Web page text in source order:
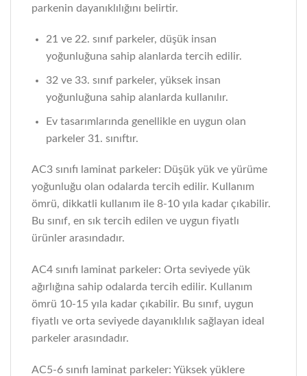
parkenin dayanıklılığını belirtir.
21 ve 22. sınıf parkeler, düşük insan
yoğunluğuna sahip alanlarda tercih edilir.
32 ve 33. sınıf parkeler, yüksek insan
yoğunluğuna sahip alanlarda kullanılır.
Ev tasarımlarında genellikle en uygun olan
parkeler 31. sınıftır.
AC3 sınıfı laminat parkeler: Düşük yük ve yürüme
yoğunluğu olan odalarda tercih edilir. Kullanım
ömrü, dikkatli kullanım ile 8-10 yıla kadar çıkabilir.
Bu sınıf, en sık tercih edilen ve uygun fiyatlı
ürünler arasındadır.
AC4 sınıfı laminat parkeler: Orta seviyede yük
ağırlığına sahip odalarda tercih edilir. Kullanım
ömrü 10-15 yıla kadar çıkabilir. Bu sınıf, uygun
fiyatlı ve orta seviyede dayanıklılık sağlayan ideal
parkeler arasındadır.
AC5-6 sınıfı laminat parkeler: Yüksek yüklere